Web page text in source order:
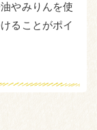
やみりんを使
ることがポイ